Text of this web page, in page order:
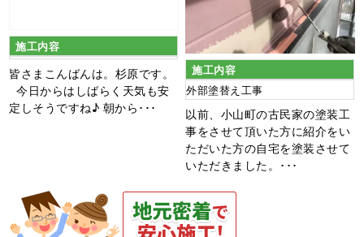
施工内容
皆さまこんばんは。杉原です。
今日からはしばらく天気も安
定しそうですね♪ 朝から･･･
施工内容
外部塗替え工事
以前、小山町の古民家の塗装工
事をさせて頂いた方に紹介をい
ただいた方の自宅を塗装させて
いただきました。･･･